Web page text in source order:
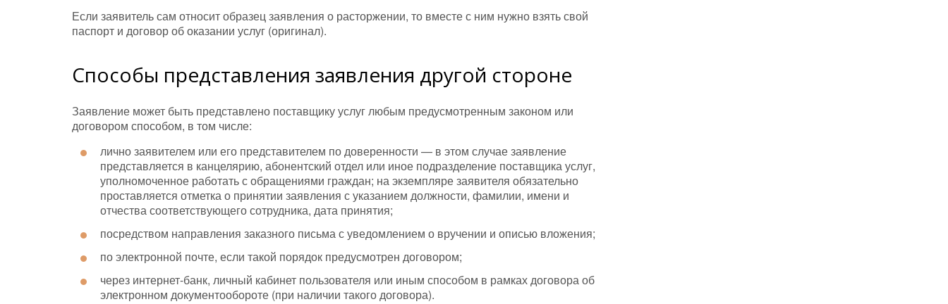
Если заявитель сам относит образец заявления о расторжении, то вместе с ним нужно взять свой
паспорт и договор об оказании услуг (оригинал).
Способы представления заявления другой стороне
Заявление может быть представлено поставщику услуг любым предусмотренным законом или
договором способом, в том числе:
лично заявителем или его представителем по доверенности — в этом случае заявление
представляется в канцелярию, абонентский отдел или иное подразделение поставщика услуг,
уполномоченное работать с обращениями граждан; на экземпляре заявителя обязательно
проставляется отметка о принятии заявления с указанием должности, фамилии, имени и
отчества соответствующего сотрудника, дата принятия;
посредством направления заказного письма с уведомлением о вручении и описью вложения;
по электронной почте, если такой порядок предусмотрен договором;
через интернет-банк, личный кабинет пользователя или иным способом в рамках договора об
электронном документообороте (при наличии такого договора).